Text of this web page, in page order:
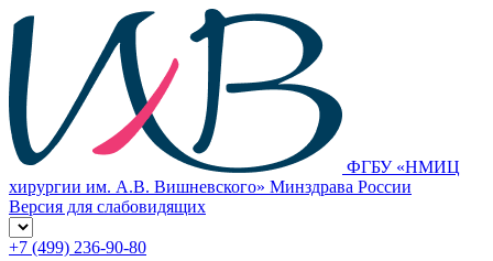
ФГБУ «НМИЦ
хирургии им. А.В. Вишневского» Минздрава России
Версия для слабовидящих
+7 (499) 236-90-80